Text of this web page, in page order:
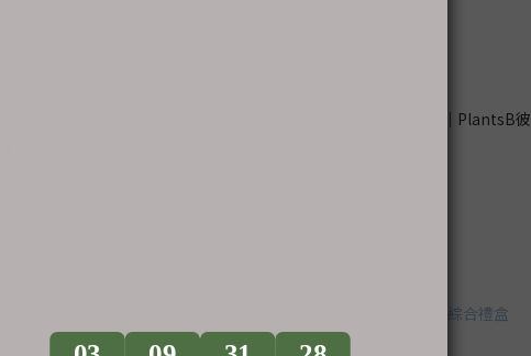
組｜PlantsB彼蛋白
高蛋白植感濃湯｜任選10包$520優惠組｜PlantsB彼